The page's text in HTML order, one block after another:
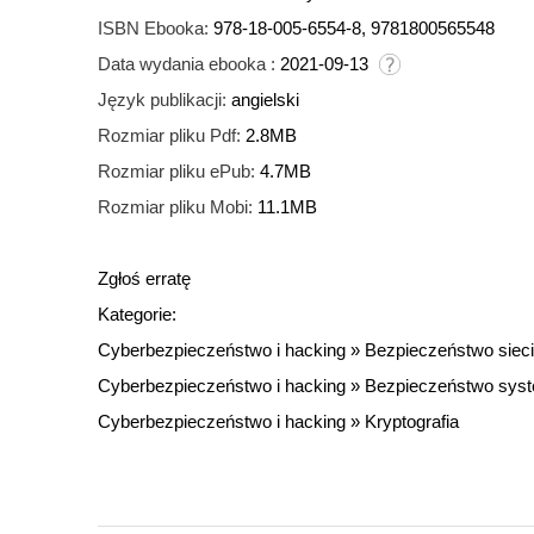
ISBN Ebooka: 978-18-005-6554-8, 9781800565548
Data wydania ebooka : 2021-09-13
Język publikacji: angielski
Rozmiar pliku Pdf: 2.8MB
Rozmiar pliku ePub: 4.7MB
Rozmiar pliku Mobi: 11.1MB
Zgłoś erratę
Kategorie:
Cyberbezpieczeństwo i hacking » Bezpieczeństwo sieci
Cyberbezpieczeństwo i hacking » Bezpieczeństwo
Cyberbezpieczeństwo i hacking » Kryptografia